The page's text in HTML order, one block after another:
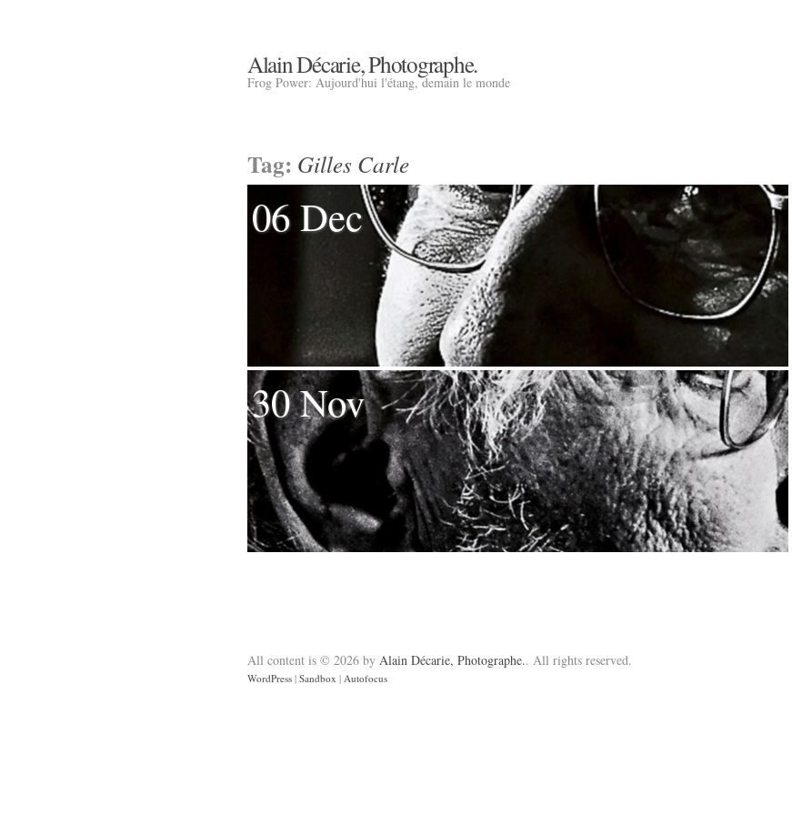
Alain Décarie, Photographe.
Frog Power: Aujourd'hui l'étang, demain le monde
Tag: Gilles Carle
06 Dec
30 Nov
All content is © 2026 by Alain Décarie, Photographe.. All rights reserved.
WordPress | Sandbox | Autofocus